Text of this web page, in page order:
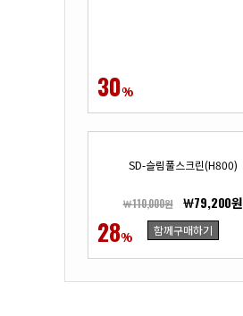
30%
28%
SD-슬림풀스크린(H800)
￦110,000원 ￦79,200원
함께구매하기